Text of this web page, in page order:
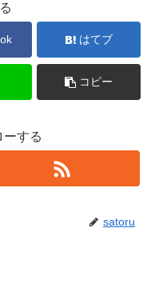
はてブ
コピー
ーする
satoru